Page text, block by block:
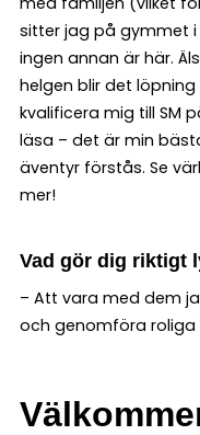
sitter jag på gymmet i
ingen annan är här.
helgen blir det
kvalificera mig till SM
läsa – det är min
äventyr förstås. Se
mer!
Vad gör dig riktigt
– Att vara med dem
och genomföra roliga